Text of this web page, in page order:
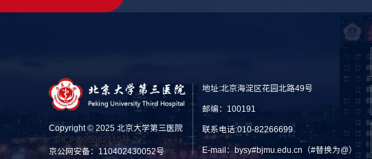
Copyright © 2025 北京大学第三医院
京ICP备05082115号-2
京公网安备：110402430052号
地址:北京海淀区花园北路49号
邮编：100191
联系电话:010-82266699
E-mail：bysy#bjmu.edu.cn（#替换为@）